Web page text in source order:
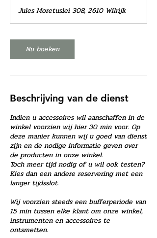
i
n
Jules Moretuslei 308, 2610 Wilrijk
Nu boeken
Beschrijving van de dienst
Indien u accessoires wil aanschaffen in de
winkel voorzien wij hier 30 min voor. Op
deze manier kunnen wij u goed van dienst
zijn en de nodige informatie geven over
de producten in onze winkel.
Toch meer tijd nodig of u wil ook testen?
Kies dan een andere reservering met een
langer tijdsslot.
Wij voorzien steeds een bufferperiode van
15 min tussen elke klant om onze winkel,
instrumenten en accessoires te
ontsmetten.